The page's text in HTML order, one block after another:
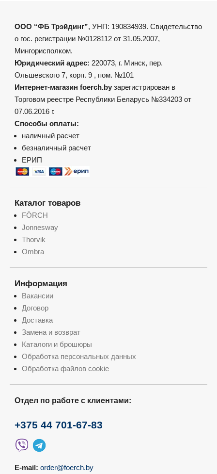
ООО “ФБ Трэйдинг”, УНП: 190834939. Свидетельство
о гос. регистрации №0128112 от 31.05.2007,
Мингорисполком.
Юридический адрес: 220073, г. Минск, пер.
Ольшевского 7, корп. 9 , пом. №101
Интернет-магазин foerch.by зарегистрирован в
Торговом реестре Республики Беларусь №334203 от
07.06.2016 г.
Способы оплаты:
наличный расчет
безналичный расчет
ЕРИП
Каталог товаров
FÖRCH
Jonnesway
Thorvik
Ombra
Информация
Вакансии
Договор
Доставка
Замена и возврат
Каталоги и брошюры
Обработка персональных данных
Обработка файлов cookie
Отдел по работе с клиентами:
+375 44 701-67-83
E-mail: order@foerch.by